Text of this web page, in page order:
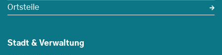
Ortsteile
Stadt & Verwaltung